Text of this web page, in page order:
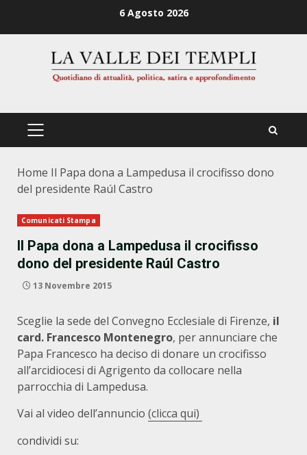
6 Agosto 2026
PRIMÄRES
Home Il Papa dona a Lampedusa il crocifisso dono
del presidente Raúl Castro
Comunicati Stampa
Il Papa dona a Lampedusa il crocifisso
dono del presidente Raúl Castro
13 Novembre 2015
Sceglie la sede del Convegno Ecclesiale di Firenze, il
card. Francesco Montenegro, per annunciare che
Papa Francesco ha deciso di donare un crocifisso
all’arcidiocesi di Agrigento da collocare nella
parrocchia di Lampedusa.
Vai al video dell’annuncio (clicca qui)
condividi su: